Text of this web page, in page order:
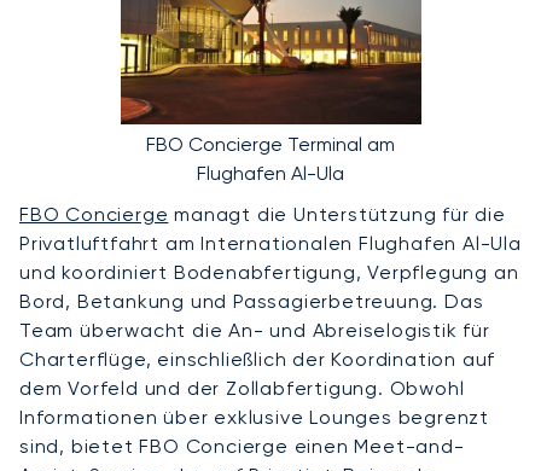
FBO Concierge Terminal am
Flughafen Al-Ula
FBO Concierge managt die Unterstützung für die
Privatluftfahrt am Internationalen Flughafen Al-Ula
und koordiniert Bodenabfertigung, Verpflegung an
Bord, Betankung und Passagierbetreuung. Das
Team überwacht die An- und Abreiselogistik für
Charterflüge, einschließlich der Koordination auf
dem Vorfeld und der Zollabfertigung. Obwohl
Informationen über exklusive Lounges begrenzt
sind, bietet FBO Concierge einen Meet-and-